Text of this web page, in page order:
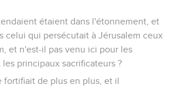
étaient dans l'étonnement, et
celui qui persécutait à Jérusalem ceux
et n'est-il pas venu ici pour les
principaux sacrificateurs ?
fortifiait de plus en plus, et il